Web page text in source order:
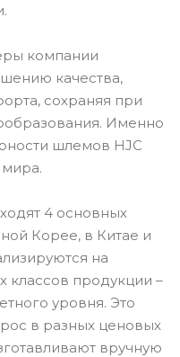
компании
качества,
сохраняя при
Именно
шлемов HJC
4 основных
Корее, в Китае и
на
классов продукции –
уровня. Это
в разных ценовых
вручную